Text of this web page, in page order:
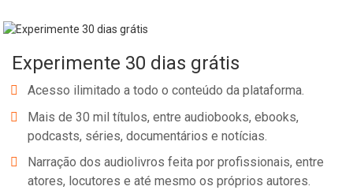
Experimente 30 dias grátis
Acesso ilimitado a todo o conteúdo da plataforma.
Mais de 30 mil títulos, entre audiobooks, ebooks,
podcasts, séries, documentários e notícias.
Narração dos audiolivros feita por profissionais, entre
atores, locutores e até mesmo os próprios autores.